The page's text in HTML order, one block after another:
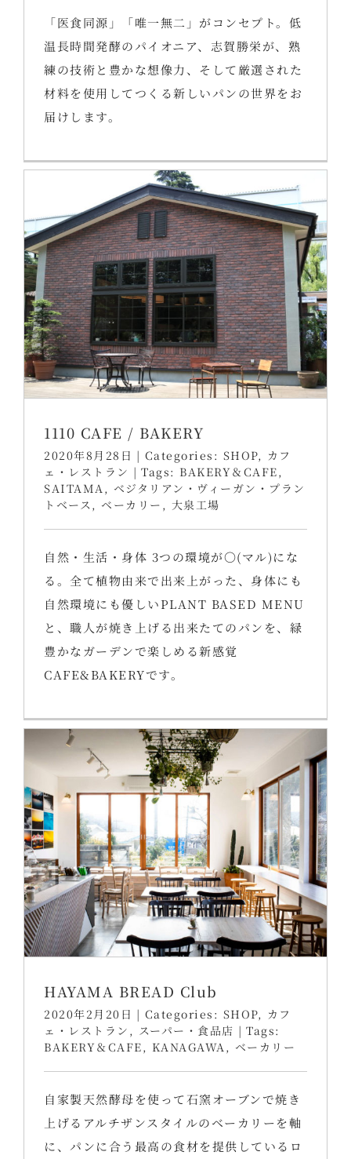
「医食同源」「唯一無二」がコンセプト。低
温長時間発酵のパイオニア、志賀勝栄が、熟
練の技術と豊かな想像力、そして厳選された
材料を使用してつくる新しいパンの世界をお
届けします。
1110 CAFE / BAKERY
2020年8月28日 | Categories: SHOP, カフ
ェ・レストラン | Tags: BAKERY＆CAFE ,
SAITAMA , ベジタリアン・ヴィーガン・プラン
トベース , ベーカリー , 大泉工場
自然・生活・身体 3つの環境が〇(マル)にな
る。全て植物由来で出来上がった、身体にも
自然環境にも優しいPLANT BASED MENU
と、職人が焼き上げる出来たてのパンを、緑
豊かなガーデンで楽しめる新感覚
CAFE&BAKERYです。
HAYAMA BREAD Club
2020年2月20日 | Categories: SHOP, カフ
ェ・レストラン , スーパー・食品店 | Tags:
BAKERY＆CAFE , KANAGAWA , ベーカリー
自家製天然酵母を使って石窯オーブンで焼き
上げるアルチザンスタイルのベーカリーを軸
に、パンに合う最高の食材を提供しているロ